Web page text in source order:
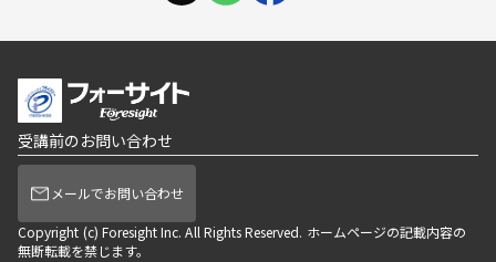
受講前のお問い合わせ
メールでお問い合わせ
Copyright (c) Foresight Inc. All Rights Reserved. ホームページの記載内容の
無断転載を禁じます。